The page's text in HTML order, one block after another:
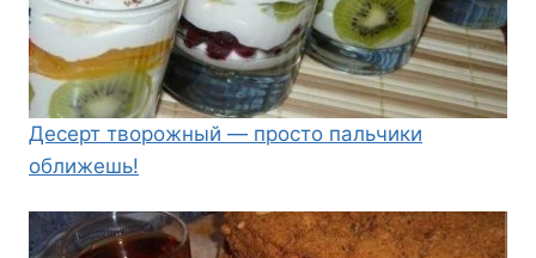
Десерт творожный — просто пальчики
оближешь!